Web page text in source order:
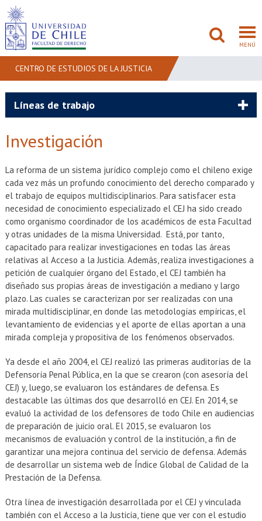
MENÚ
ADMISIÓN
INVESTIGACIÓN
BIBLIOTECAS
EXTENSIÓN
Académicos Estudiantes
Egresados Funcionarios
CENTRO DE ESTUDIOS DE LA JUSTICIA
Líneas de trabajo
Investigación
La reforma de un sistema jurídico complejo como el chileno exige
cada vez más un profundo conocimiento del derecho comparado y
el trabajo de equipos multidisciplinarios. Para satisfacer esta
necesidad de conocimiento especializado el CEJ ha sido creado
como organismo coordinador de los académicos de esta Facultad
y otras unidades de la misma Universidad. Está, por tanto,
capacitado para realizar investigaciones en todas las áreas
relativas al Acceso a la Justicia. Además, realiza investigaciones a
petición de cualquier órgano del Estado, el CEJ también ha
diseñado sus propias áreas de investigación a mediano y largo
plazo. Las cuales se caracterizan por ser realizadas con una
mirada multidisciplinar, en donde las metodologías empíricas, el
levantamiento de evidencias y el aporte de ellas aportan a una
mirada compleja y propositiva de los fenómenos observados.
Ya desde el año 2004, el CEJ realizó las primeras auditorías de la
Defensoría Penal Pública, en la que se crearon (con asesoría del
CEJ) y, luego, se evaluaron los estándares de defensa. Es
destacable las últimas dos que desarrolló en CEJ. En 2014, se
evaluó la actividad de los defensores de todo Chile en audiencias
de preparación de juicio oral. El 2015, se evaluaron los
mecanismos de evaluación y control de la institución, a fin de
garantizar una mejora continua del servicio de defensa. Además
de desarrollar un sistema web de Índice Global de Calidad de la
Prestación de la Defensa.
Otra línea de investigación desarrollada por el CEJ y vinculada
también con el Acceso a la Justicia, tiene que ver con el estudio